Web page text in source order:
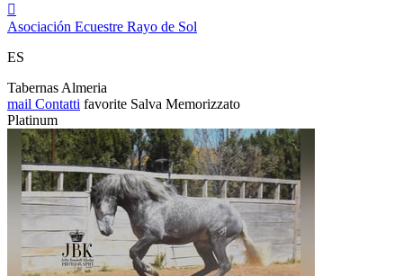

Asociación Ecuestre Rayo de Sol
ES
Tabernas Almeria
mail Contatti favorite Salva Memorizzato
Platinum